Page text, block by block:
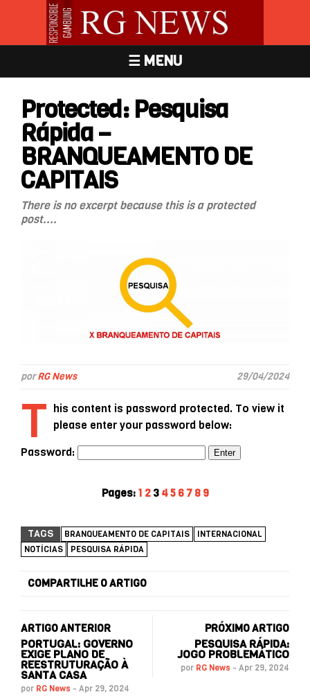
☰ MENU
Protected: Pesquisa
Rápida –
BRANQUEAMENTO DE
CAPITAIS
There is no excerpt because this is a protected
post....
porRG News 29/04/2024
T his content is password protected. To view it
please enter your password below:
Password:
Pages: 1 2 3 45 6 7 8 9
TAGS BRANQUEAMENTO DE CAPITAIS
INTERNACIONAL
NOTÍCIAS
PESQUISA RÁPIDA
COMPARTILHE O ARTIGO
ARTIGO ANTERIOR
PORTUGAL: GOVERNO
EXIGE PLANO DE
REESTRUTURAÇÃO À
SANTA CASA
por RG News - Apr 29, 2024
PRÓXIMO ARTIGO
PESQUISA RÁPIDA:
JOGO PROBLEMÁTICO
por RG News - Apr 29, 2024